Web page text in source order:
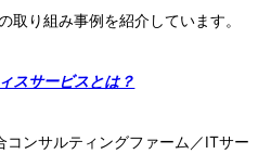
取り組み事例を紹介しています。
スサービスとは？
ンサルティングファーム／ITサー